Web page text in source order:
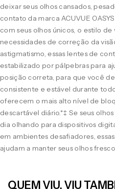
deixar seus olhos cansados,
contato da marca ACUVUE
com seus olhos únicos, o estilo
necessidades de correção da
astigmatismo, essas lentes de
estabilizado por pálpebras para
posição correta, para que você
consistente e estável durante
oferecem o mais alto nível de
descartável diário.*‡ Se seus
dia olhando para dispositivos
em ambientes desafiadores,
ajudam a manter seus olhos
QUEM VIU, VIU